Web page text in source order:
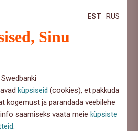
EST RUS
Sinu
küpsiseid (cookies), et pakkuda
kogemust ja parandada veebilehe
saamiseks vaata meieküpsiste
on valurahaga, mis ei sõltu
ega kuludest.
kuni 20 000 € ning see tugi
pärast õnnetust tööle
saad rahulikult keskenduda enda
sobib hästi inimestele, kellel on
õnnetustesse hobiga
korral makstakse hüvitist
Siinkohal tasub siiski teda,